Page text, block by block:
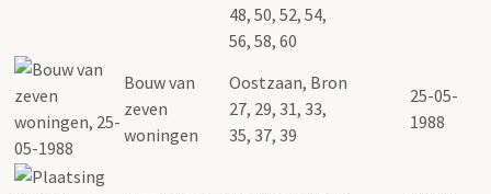
48, 50, 52, 54,
56, 58, 60
Bouw van
zeven
woningen
Oostzaan, Bron
27, 29, 31, 33,
35, 37, 39
25-05-
1988